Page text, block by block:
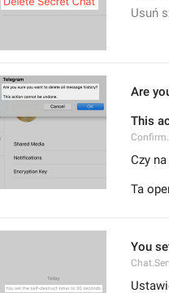
Usuń
Are
This
Czy
Ta
You